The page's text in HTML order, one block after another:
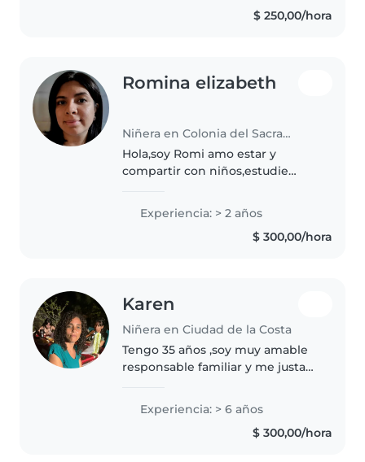
$ 250,00/hora
Romina elizabeth
Niñera en Colonia del Sacramento
Hola,soy Romi amo estar y
compartir con niños,estudie
esta latente para juegos y
expresion,amo leer e imaginar
jugando, soy empatica y por
Experiencia: > 2 años
$ 300,00/hora
Karen
Niñera en Ciudad de la Costa
Tengo 35 años ,soy muy amable
responsable familiar y me justa
con ellos .no fumo,tengo 2 hijos
el varón de 18 .la nena de 11 va ala
Experiencia: > 6 años
$ 300,00/hora